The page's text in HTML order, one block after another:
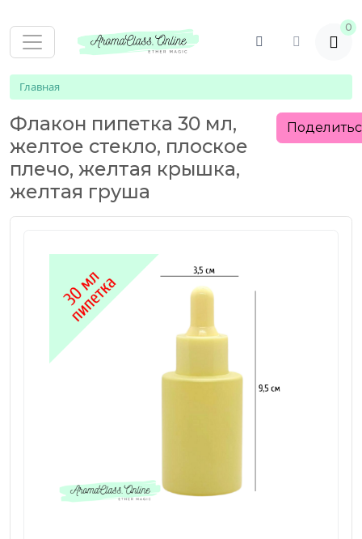
0
Главная
Флакон пипетка 30 мл,
желтое стекло, плоское
плечо, желтая крышка,
желтая груша